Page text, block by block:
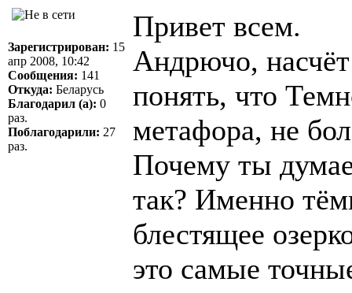
Зарегистрирован: 15
апр 2008, 10:42
Сообщения: 141
Откуда: Беларусь
Благодарил (а): 0
раз.
Поблагодарили: 27
раз.
Привет всем.
Андрючо,
понять, что
метафора, не
Почему ты
так? Именно
блестящее
это самые